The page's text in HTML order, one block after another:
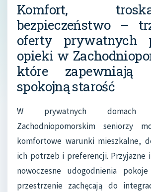
Komfort,
bezpieczeństwo –
oferty prywatnych
opieki w
które zapewniają
spokojną starość
W prywatnych
Zachodniopomorskim seniorzy
komfortowe warunki mieszkalne,
ich potrzeb i preferencji. Przyjazne
nowoczesne udogodnienia
przestrzenie zachęcają do